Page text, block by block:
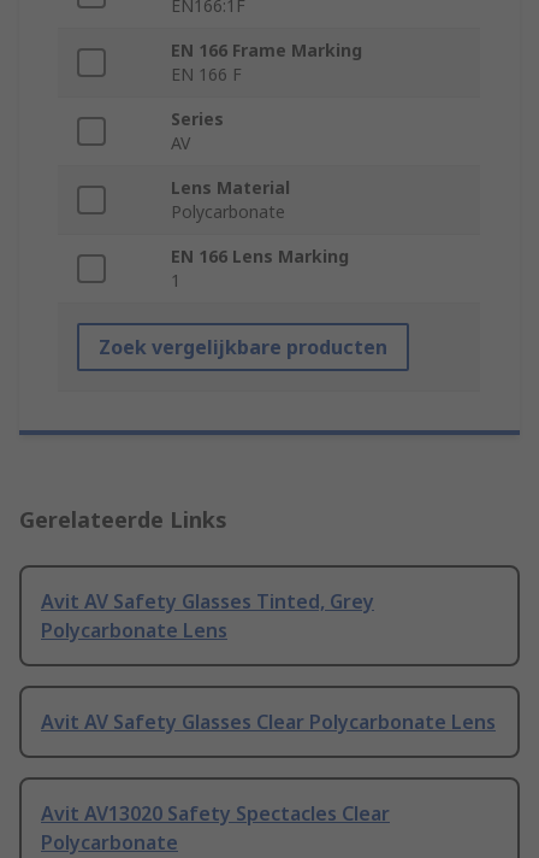
EN166:1F
EN 166 Frame Marking
EN 166 F
Series
AV
Lens Material
Polycarbonate
EN 166 Lens Marking
1
Zoek vergelijkbare producten
Gerelateerde Links
Avit AV Safety Glasses Tinted, Grey
Polycarbonate Lens
Avit AV Safety Glasses Clear Polycarbonate Lens
Avit AV13020 Safety Spectacles Clear
Polycarbonate